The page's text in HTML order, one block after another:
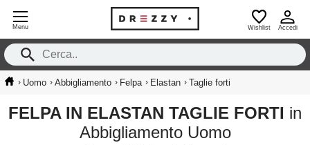
Menu Wishlist Accedi
› Uomo › Abbigliamento › Felpa › Elastan › Taglie forti
FELPA IN ELASTAN TAGLIE FORTI in
Abbigliamento Uomo